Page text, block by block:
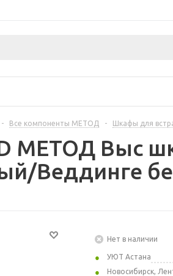
- Все компоненты МЕТОД - Шкафы для
МЕТОД Выс
Веддинге
Нет в наличии
УЮТ Астана
Новосибирск,